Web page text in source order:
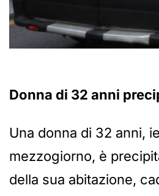
Donna di 32 anni
Una donna di 32 anni,
mezzogiorno, è
della sua abitazione,